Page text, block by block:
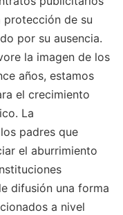
protección de su
por su ausencia.
la imagen de los
años, estamos
el crecimiento
La
padres que
el aburrimiento
difusión una forma
a nivel